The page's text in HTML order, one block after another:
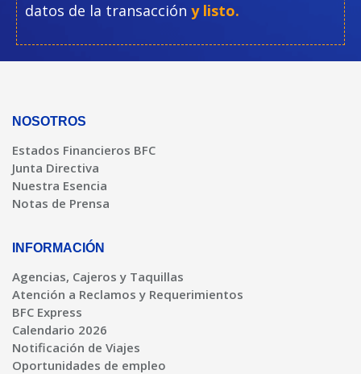
datos de la transacción y listo.
NOSOTROS
Estados Financieros BFC
Junta Directiva
Nuestra Esencia
Notas de Prensa
INFORMACIÓN
Agencias, Cajeros y Taquillas
Atención a Reclamos y Requerimientos
BFC Express
Calendario 2026
Notificación de Viajes
Oportunidades de empleo